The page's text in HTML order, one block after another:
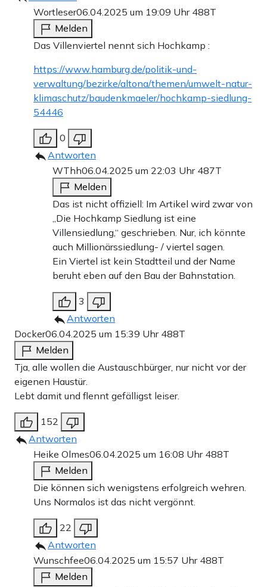
Wortleser06.04.2025 um 19:09 Uhr 488T
Melden
Das Villenviertel nennt sich Hochkamp :
https://www.hamburg.de/politik-und-
verwaltung/bezirke/altona/themen/umwelt-natur-
klimaschutz/baudenkmaeler/hochkamp-siedlung-
54446
0
Antworten
WThh06.04.2025 um 22:03 Uhr 487T
Melden
Das ist nicht offiziell: Im Artikel wird zwar von
„Die Hochkamp Siedlung ist eine
Villensiedlung,“ geschrieben. Nur, ich könnte
auch Millionärssiedlung- / viertel sagen.
Ein Viertel ist kein Stadtteil und der Name
beruht eben auf den Bau der Bahnstation.
3
Antworten
Docker06.04.2025 um 15:39 Uhr 488T
Melden
Tja, alle wollen die Austauschbürger, nur nicht vor der
eigenen Haustür.
Lebt damit und flennt gefälligst leiser.
152
Antworten
Heike Olmes06.04.2025 um 16:08 Uhr 488T
Melden
Die können sich wenigstens erfolgreich wehren.
Uns Normalos ist das nicht vergönnt.
22
Antworten
Wunschfee06.04.2025 um 15:57 Uhr 488T
Melden